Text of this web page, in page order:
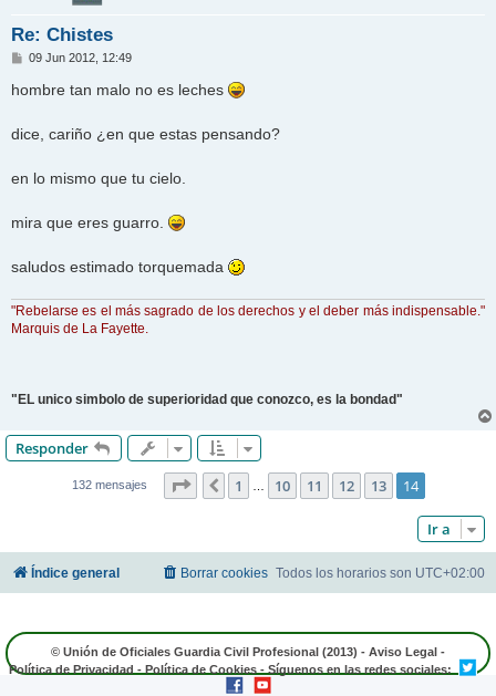
Re: Chistes
M
n
s
e
09 Jun 2012, 12:49
hombre tan malo no es leches
dice, cariño ¿en que estas pensando?
en lo mismo que tu cielo.
mira que eres guarro.
saludos estimado torquemada
"Rebelarse es el más sagrado de los derechos y el deber más indispensable."
Marquis de La Fayette.
"EL unico simbolo de superioridad que conozco, es la bondad"
Responder
132 mensajes Página 14de14
Anterior
1 10 11 12 13 14
Ir a
Índice general Todos los horarios son UTC+02:00
Borrar cookies
© Unión de Oficiales Guardia Civil Profesional (2013) - Aviso Legal -
Política de Privacidad - Política de Cookies - Síguenos en las redes sociales: